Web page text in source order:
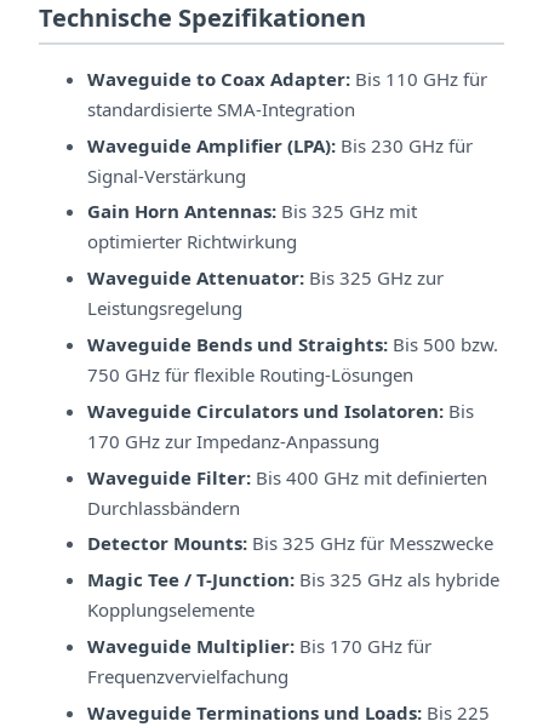
Technische Spezifikationen
Waveguide to Coax Adapter: Bis 110 GHz für
standardisierte SMA-Integration
Waveguide Amplifier (LPA): Bis 230 GHz für
Signal-Verstärkung
Gain Horn Antennas: Bis 325 GHz mit
optimierter Richtwirkung
Waveguide Attenuator: Bis 325 GHz zur
Leistungsregelung
Waveguide Bends und Straights: Bis 500 bzw.
750 GHz für flexible Routing-Lösungen
Waveguide Circulators und Isolatoren: Bis
170 GHz zur Impedanz-Anpassung
Waveguide Filter: Bis 400 GHz mit definierten
Durchlassbändern
Detector Mounts: Bis 325 GHz für Messzwecke
Magic Tee / T-Junction: Bis 325 GHz als hybride
Kopplungselemente
Waveguide Multiplier: Bis 170 GHz für
Frequenzvervielfachung
Waveguide Terminations und Loads: Bis 225